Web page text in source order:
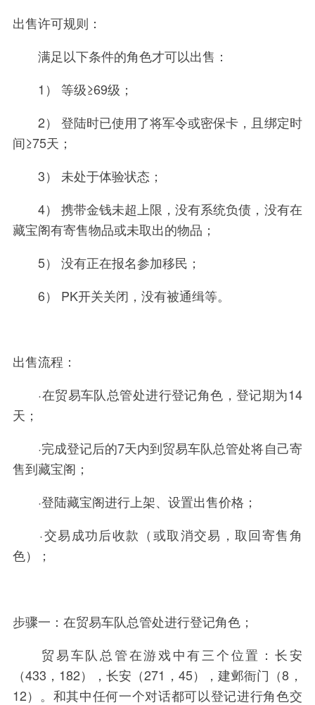
出售许可规则：
满足以下条件的角色才可以出售：
1） 等级≥69级；
2） 登陆时已使用了将军令或密保卡，且绑定时
间≥75天；
3） 未处于体验状态；
4） 携带金钱未超上限，没有系统负债，没有在
藏宝阁有寄售物品或未取出的物品；
5） 没有正在报名参加移民；
6） PK开关关闭，没有被通缉等。
出售流程：
·在贸易车队总管处进行登记角色，登记期为14
天；
·完成登记后的7天内到贸易车队总管处将自己寄
售到藏宝阁；
·登陆藏宝阁进行上架、设置出售价格；
·交易成功后收款（或取消交易，取回寄售角
色）；
步骤一：在贸易车队总管处进行登记角色；
贸易车队总管在游戏中有三个位置：长安
（433，182），长安（271，45），建邺衙门（8，
12）。和其中任何一个对话都可以登记进行角色交